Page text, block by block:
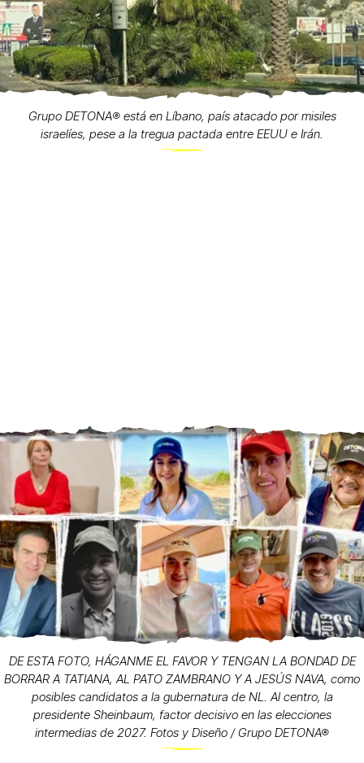
Grupo DETONA®️ está en Líbano, país atacado por misiles
israelíes, pese a la tregua pactada entre EEUU e Irán.
DE ESTA FOTO, HÁGANME EL FAVOR Y TENGAN LA BONDAD DE
BORRAR A TATIANA, AL PATO ZAMBRANO Y A JESÚS NAVA, como
posibles candidatos a la gubernatura de NL. Al centro, la
presidente Sheinbaum, factor decisivo en las elecciones
intermedias de 2027. Fotos y Diseño / Grupo DETONA®